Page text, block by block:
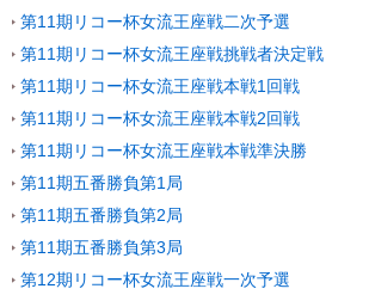
第11期リコー杯女流王座戦二次予選
第11期リコー杯女流王座戦挑戦者決定戦
第11期リコー杯女流王座戦本戦1回戦
第11期リコー杯女流王座戦本戦2回戦
第11期リコー杯女流王座戦本戦準決勝
第11期五番勝負第1局
第11期五番勝負第2局
第11期五番勝負第3局
第12期リコー杯女流王座戦一次予選